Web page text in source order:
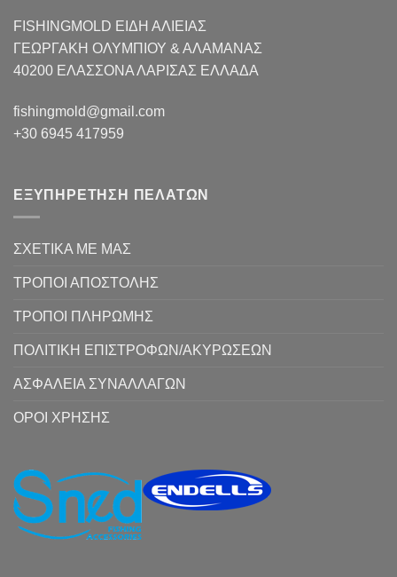
FISHINGMOLD ΕΙΔΗ ΑΛΙΕΙΑΣ
ΓΕΩΡΓΑΚΗ ΟΛΥΜΠΙΟΥ & ΑΛΑΜΑΝΑΣ
40200 ΕΛΑΣΣΟΝΑ ΛΑΡΙΣΑΣ EΛΛΑΔΑ
fishingmold@gmail.com
+30 6945 417959
ΕΞΥΠΗΡΕΤΗΣΗ ΠΕΛΑΤΩΝ
ΣΧΕΤΙΚΑ ΜΕ ΜΑΣ
ΤΡΟΠΟΙ ΑΠΟΣΤΟΛΗΣ
ΤΡΟΠΟΙ ΠΛΗΡΩΜΗΣ
ΠΟΛΙΤΙΚΗ ΕΠΙΣΤΡΟΦΩΝ/ΑΚΥΡΩΣΕΩΝ
ΑΣΦΑΛΕΙΑ ΣΥΝΑΛΛΑΓΩΝ
ΟΡΟΙ ΧΡΗΣΗΣ